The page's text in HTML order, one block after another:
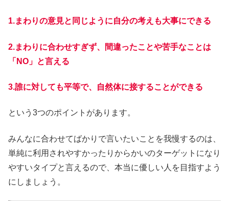
1.まわりの意見と同じように自分の考えも大事にできる
2.まわりに合わせすぎず、間違ったことや苦手なことは
「NO」と言える
3.誰に対しても平等で、自然体に接することができる
という3つのポイントがあります。
みんなに合わせてばかりで言いたいことを我慢するのは、
単純に利用されやすかったりからかいのターゲットになり
やすいタイプと言えるので、本当に優しい人を目指すよう
にしましょう。